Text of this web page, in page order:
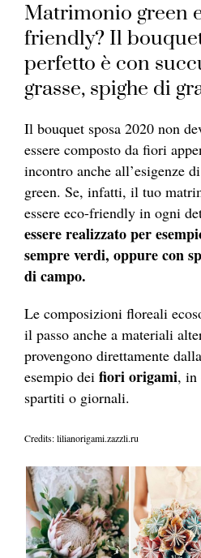
Matrimonio green
friendly? Il
perfetto è con
grasse, spighe di
Il bouquet sposa 2020 non
essere composto da fiori
incontro anche all’esigenze
green. Se, infatti, il tuo
essere eco-friendly in ogni
essere realizzato per
sempre verdi, oppure con
di campo.
Le composizioni floreali
il passo anche a materiali
provengono direttamente
esempio dei fiori origami, in
spartiti o giornali.
Credits: lilianorigami.zazzli.ru